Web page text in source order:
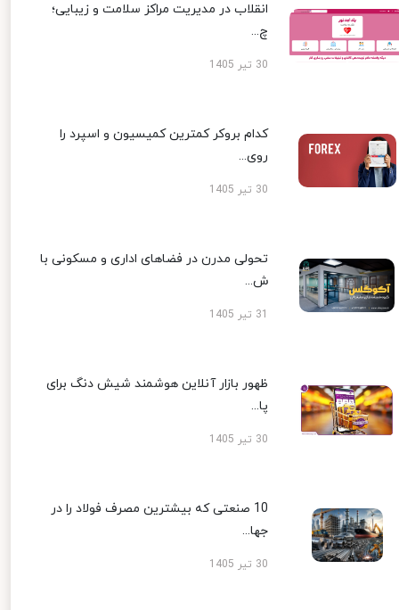
انقلاب در مدیریت مراکز سلامت و زیبایی؛
چ...
30 تیر 1405
کدام بروکر کمترین کمیسیون و اسپرد را
روی...
30 تیر 1405
تحولی مدرن در فضاهای اداری و مسکونی با
ش...
ظهور بازار آنلاین هوشمند شیش دنگ برای
پا...
30 تیر 1405
10 صنعتی که بیشترین مصرف فولاد را در
جها...
30 تیر 1405